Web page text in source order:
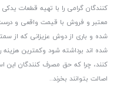
کنندگان گرامی را با تهیه قطعات یدکی
معتبر و فروش با قیمت واقعی و درست
شده و باری از دوش عزیزانی که از
شده اند برداشته شود و‌کمترین هزینه
کنند، چرا که حق مصرف کنندگان این
اصالت بتوانند بخرند..